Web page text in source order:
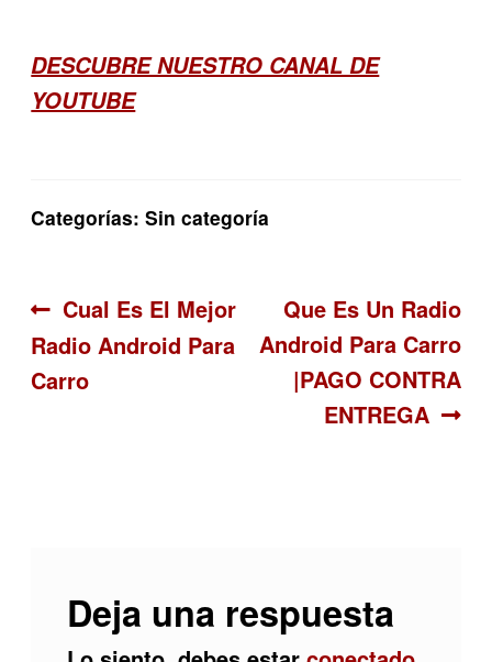
DESCUBRE NUESTRO CANAL DE
YOUTUBE
Categorías: Sin categoría
Navegación
de
Anterior:
Cual Es El Mejor
Radio Android Para
Carro
Siguiente:
Que Es Un Radio
Android Para Carro
|PAGO CONTRA
ENTREGA
Deja una respuesta